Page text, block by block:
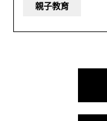
親子教育